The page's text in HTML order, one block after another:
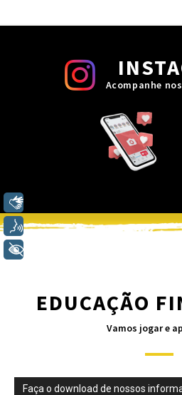
Acompanhe
EDUCAÇÃO
Vamos jogar e
Faça o download de nossos
Voz